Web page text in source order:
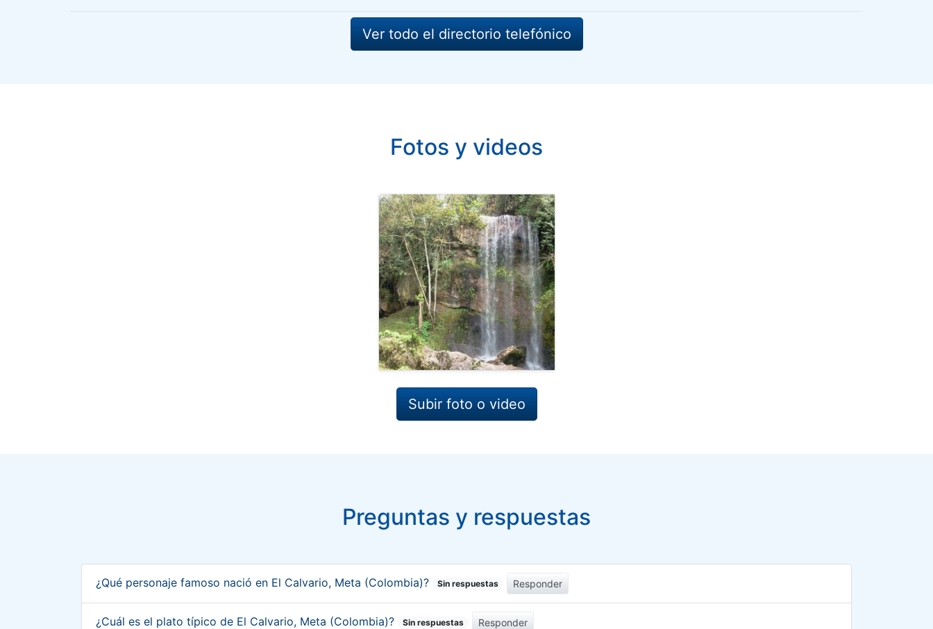
Ver todo el directorio telefónico
Fotos y videos
Subir foto o video
Preguntas y respuestas
¿Qué personaje famoso nació en El Calvario, Meta (Colombia)? Sin respuestas Responder
¿Cuál es el plato típico de El Calvario, Meta (Colombia)? Sin respuestas Responder